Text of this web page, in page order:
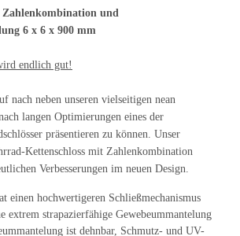
Zahlenkombination und
6 x 6 x 900 mm
endlich gut!
nach neben unseren vielseitigen nean
langen Optimierungen eines der
präsentieren zu können. Unser
Kettenschloss mit Zahlenkombination
Verbesserungen im neuen Design.
einen hochwertigeren Schließmechanismus
extrem strapazierfähige Gewebeummantelung
ist dehnbar, Schmutz- und UV-